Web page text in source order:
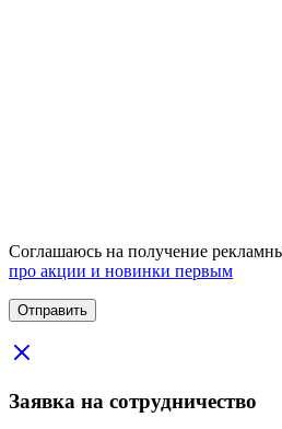
Соглашаюсь на получение
про акции и новинки первым
Заявка на сотрудничество